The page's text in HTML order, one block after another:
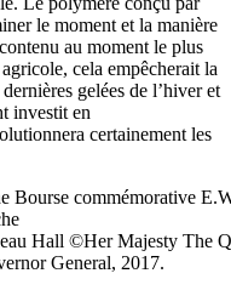
le moment et la manière
au moment le plus
cela empêcherait la
gelées de l’hiver et
investit en
certainement les
Hall ©Her Majesty The
General, 2017.